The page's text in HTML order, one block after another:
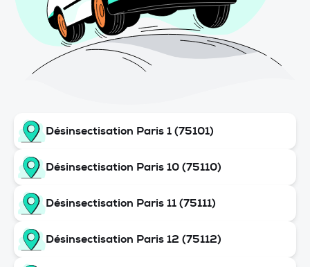
Désinsectisation Paris 1 (75101)
Désinsectisation Paris 10 (75110)
Désinsectisation Paris 11 (75111)
Désinsectisation Paris 12 (75112)